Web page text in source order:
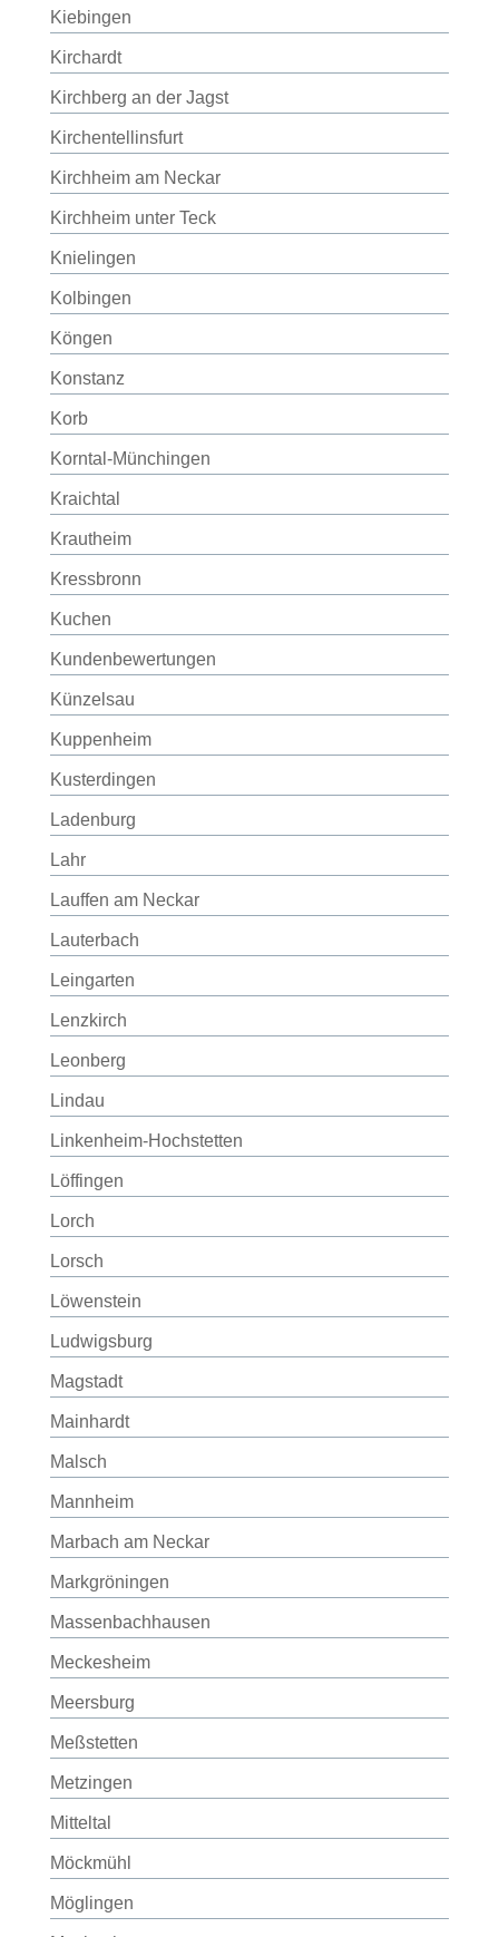
Kiebingen
Kirchardt
Kirchberg an der Jagst
Kirchentellinsfurt
Kirchheim am Neckar
Kirchheim unter Teck
Knielingen
Kolbingen
Köngen
Konstanz
Korb
Korntal-Münchingen
Kraichtal
Krautheim
Kressbronn
Kuchen
Kundenbewertungen
Künzelsau
Kuppenheim
Kusterdingen
Ladenburg
Lahr
Lauffen am Neckar
Lauterbach
Leingarten
Lenzkirch
Leonberg
Lindau
Linkenheim-Hochstetten
Löffingen
Lorch
Lorsch
Löwenstein
Ludwigsburg
Magstadt
Mainhardt
Malsch
Mannheim
Marbach am Neckar
Markgröningen
Massenbachhausen
Meckesheim
Meersburg
Meßstetten
Metzingen
Mitteltal
Möckmühl
Möglingen